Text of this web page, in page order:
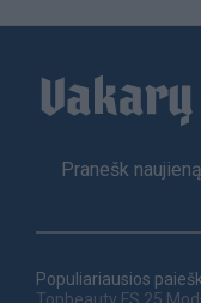
Footer
Pranešk naujieną
Populiariausios